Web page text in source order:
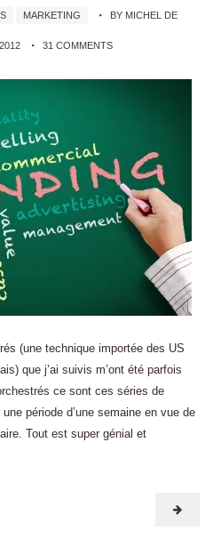
MARKETING BY MICHEL DE
31 COMMENTS
(une technique importée des US
que j’ai suivis m’ont été parfois
ce sont ces séries de
période d’une semaine en vue de
Tout est super génial et